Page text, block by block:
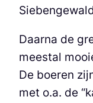
Daarna de
meestal
De boeren
met o.a. de